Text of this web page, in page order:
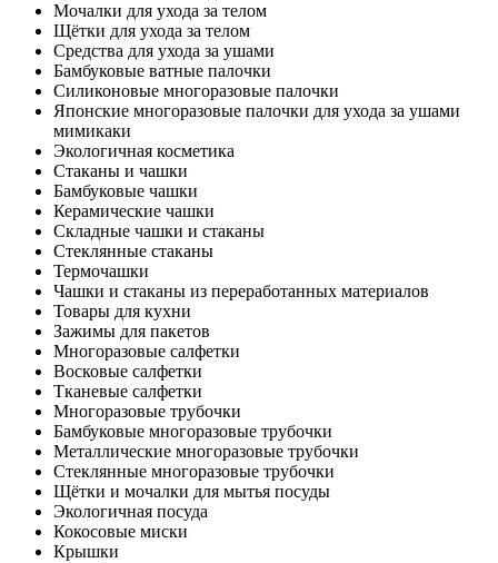
Мочалки для ухода за телом
Щётки для ухода за телом
Средства для ухода за ушами
Бамбуковые ватные палочки
Силиконовые многоразовые палочки
Японские многоразовые палочки для ухода за ушами
мимикаки
Экологичная косметика
Стаканы и чашки
Бамбуковые чашки
Керамические чашки
Складные чашки и стаканы
Стеклянные стаканы
Термочашки
Чашки и стаканы из переработанных материалов
Товары для кухни
Зажимы для пакетов
Многоразовые салфетки
Восковые салфетки
Тканевые салфетки
Многоразовые трубочки
Бамбуковые многоразовые трубочки
Металлические многоразовые трубочки
Стеклянные многоразовые трубочки
Щётки и мочалки для мытья посуды
Экологичная посуда
Кокосовые миски
Крышки